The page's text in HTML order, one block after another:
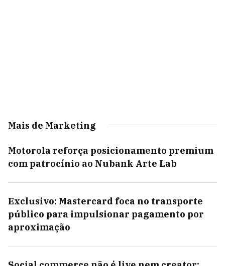
Mais de Marketing
Motorola reforça posicionamento premium
com patrocínio ao Nubank Arte Lab
Exclusivo: Mastercard foca no transporte
público para impulsionar pagamento por
aproximação